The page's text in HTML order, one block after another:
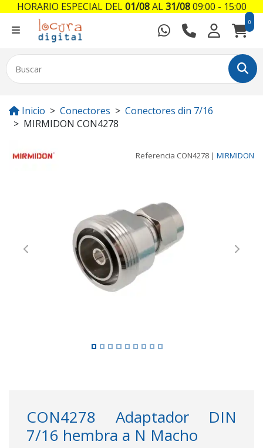
0
Inicio Conectores
Conectores din 7/16
MIRMIDON CON4278
Referencia CON4278 | MIRMIDON
Previous Next
CON4278 Adaptador DIN
7/16 hembra a N Macho
HORARIO ESPECIAL DEL01/08AL31/0809:00 - 15:00